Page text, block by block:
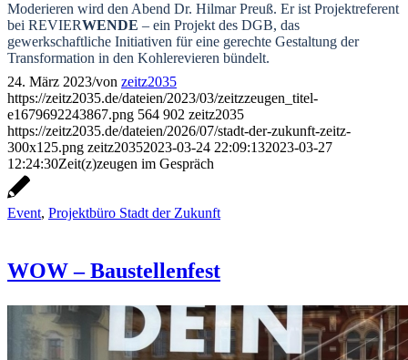
Moderieren wird den Abend Dr. Hilmar Preuß. Er ist Projektreferent
bei REVIERWENDE – ein Projekt des DGB, das
gewerkschaftliche Initiativen für eine gerechte Gestaltung der
Transformation in den Kohlerevieren bündelt.
24. März 2023/von zeitz2035
https://zeitz2035.de/dateien/2023/03/zeitzzeugen_titel-
e1679692243867.png 564 902 zeitz2035
https://zeitz2035.de/dateien/2026/07/stadt-der-zukunft-zeitz-
300x125.png zeitz20352023-03-24 22:09:132023-03-27
12:24:30Zeit(z)zeugen im Gespräch
Event, Projektbüro Stadt der Zukunft
WOW – Baustellenfest